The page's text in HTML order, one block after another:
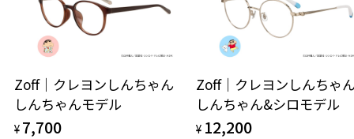
Zoff｜クレヨンしんちゃん
しんちゃんモデル
¥ 7,700
Zoff｜クレヨンしんち
しんちゃん&シロモデル
¥ 12,200